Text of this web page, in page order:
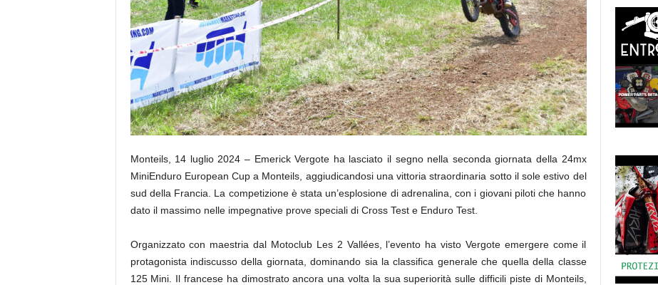
Monteils, 14 luglio 2024 – Emerick Vergote ha lasciato il segno nella seconda giornata della 24mx
MiniEnduro European Cup a Monteils, aggiudicandosi una vittoria straordinaria sotto il sole estivo del
sud della Francia. La competizione è stata un’esplosione di adrenalina, con i giovani piloti che hanno
dato il massimo nelle impegnative prove speciali di Cross Test e Enduro Test.
Organizzato con maestria dal Motoclub Les 2 Vallées, l’evento ha visto Vergote emergere come il
protagonista indiscusso della giornata, dominando sia la classifica generale che quella della classe
125 Mini. Il francese ha dimostrato ancora una volta la sua superiorità sulle difficili piste di Monteils,